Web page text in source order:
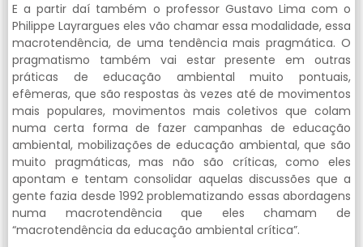
E a partir daí também o professor Gustavo Lima com o
Philippe Layrargues eles vão chamar essa modalidade, essa
macrotendência, de uma tendência mais pragmática. O
pragmatismo também vai estar presente em outras
práticas de educação ambiental muito pontuais,
efêmeras, que são respostas às vezes até de movimentos
mais populares, movimentos mais coletivos que colam
numa certa forma de fazer campanhas de educação
ambiental, mobilizações de educação ambiental, que são
muito pragmáticas, mas não são críticas, como eles
apontam e tentam consolidar aquelas discussões que a
gente fazia desde 1992 problematizando essas abordagens
numa macrotendência que eles chamam de
“macrotendência da educação ambiental crítica”.